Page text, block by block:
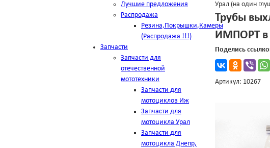
Лучшие предложения
Распродажа
Резина,Покрышки,Камеры
(Распродажа !!!)
Запчасти
Запчасти для
отечественной
мототехники
Запчасти для
мотоциклов Иж
Запчасти для
мотоцикла Урал
Запчасти для
мотоцикла Днепр,
Урал (на один
Трубы
ИМПОРТ в
Поделись
Артикул: 10267